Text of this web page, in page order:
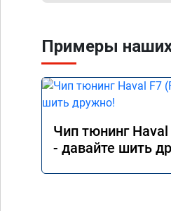
Примеры
Чип тюнинг
- давайте шить